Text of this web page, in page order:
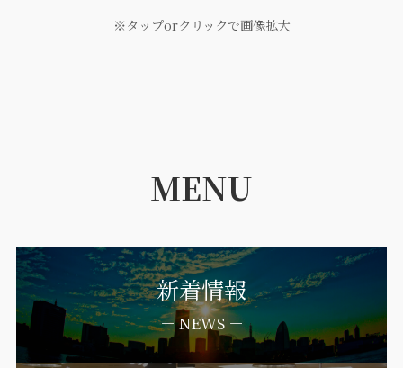
※タップorクリックで画像拡大
MENU
新着情報
－ NEWS －